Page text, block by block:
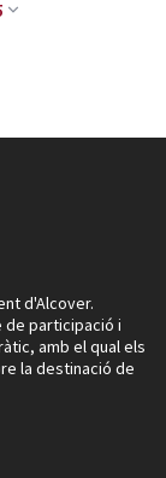
d'Alcover.
de participació i
amb el qual els
la destinació de